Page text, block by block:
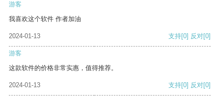
游客
我喜欢这个软件 作者加油
2024-01-13 支持[0] 反对[0]
游客
这款软件的价格非常实惠，值得推荐。
2024-01-13 支持[0] 反对[0]